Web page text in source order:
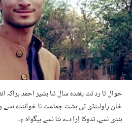
حوال تا رد ئٹ ہفتدہ سال ئنا بشیر احمد ہراکہ
خان راولپنڈی ٹی ہشت جماعت نا خوانندہ ئسے
ہندی ئسے، تدوکا اِرا دے ئنا ئسے بیگواہ ءِ۔